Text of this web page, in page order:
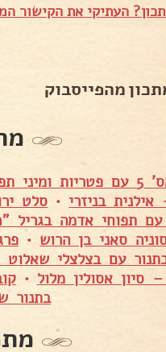
העתיקי את הקישור
מהפייסבוק
בניזרי • סלט
עם תפוחי אדמה
סאני בן הרוש •
עם בצלצלי שאלוט
סיון אסולין מלול •
בתנור